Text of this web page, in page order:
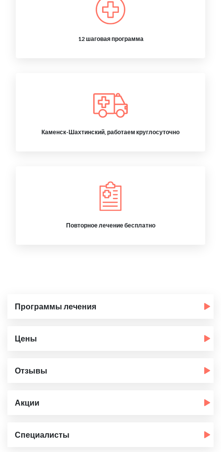
12 шаговая программа
Каменск-Шахтинский, работаем круглосуточно
Повторное лечение бесплатно
Программы лечения
Цены
Отзывы
Акции
Специалисты